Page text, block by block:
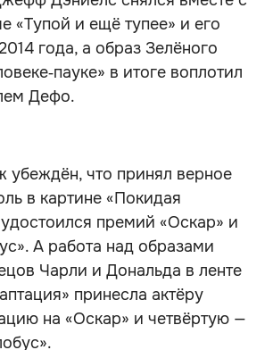
«Тупой и ещё тупее» и его
года, а образ Зелёного
в итоге воплотил
Дефо.
убеждён, что принял верное
в картине «Покидая
премий «Оскар» и
А работа над образами
Чарли и Дональда в ленте
принесла актёру
на «Оскар» и четвёртую —